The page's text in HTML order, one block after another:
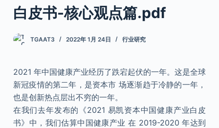
白皮书-核心观点篇.pdf
TGAAT3 2022年 1月 24日 行业研究
2021 年中国健康产业经历了跌宕起伏的一年。这是全球
新冠疫情的第二年，是资本市 场逐渐趋于冷静的一年，
也是创新热点层出不穷的一年。
在我们去年发布的《2021 易凯资本中国健康产业白皮
书》中，我们估算中国健康产业 在 2019-2020 年达到